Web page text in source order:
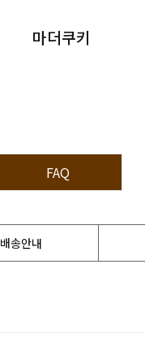
마더쿠키
FAQ
배송안내